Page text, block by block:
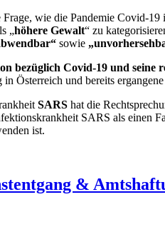
wie die Pandemie Covid-
„höhere Gewalt“ zu
sowie
bezüglich Covid-19 und seine
Österreich und bereits
SARS hat die
SARS als
ist.
&